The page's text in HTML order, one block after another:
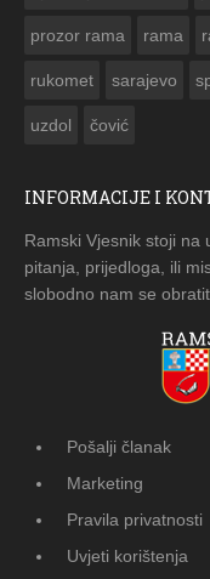
prozor rama rama
rukomet sarajevo
uzdol čović
INFORMACIJE I
Ramski Vjesnik stoji na
pitanja, prijedloga, ili
slobodno nam se
Pošalji članak
Marketing
Pravila privatnosti
Uvjeti korištenja